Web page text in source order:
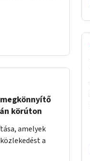
körúton
amelyek
a